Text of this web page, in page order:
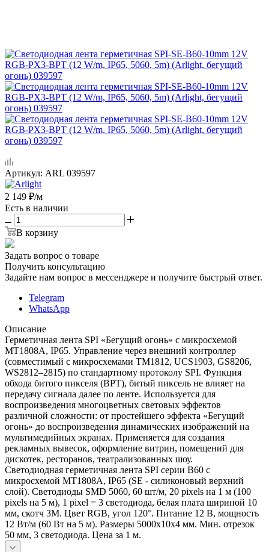
Артикул: ARL 039597
2 149 ₽/м
Есть в наличии
В корзину
Задать вопрос о товаре
Получить консультацию
Задайте нам вопрос в мессенджере и получите быстрый ответ.
Telegram
WhatsApp
Описание
Герметичная лента SPI «Бегущий огонь» с микросхемой
MT1808A, IP65. Управление через внешний контроллер
(совместимый c микросхемами TM1812, UCS1903, GS8206,
WS2812–2815) по стандартному протоколу SPI. Функция
обхода битого пикселя (BPT), битый пиксель не влияет на
передачу сигнала далее по ленте. Используется для
воспроизведения многоцветных световых эффектов
различной сложности: от простейшего эффекта «Бегущий
огонь» до воспроизведения динамических изображений на
мультимедийных экранах. Применяется для создания
рекламных вывесок, оформление витрин, помещений для
дискотек, ресторанов, театрализованных шоу.
Светодиодная герметичная лента SPI серии B60 с
микросхемой MT1808A, IP65 (SE - силиконовый верхний
слой). Светодиоды SMD 5060, 60 шт/м, 20 pixels на 1 м (100
pixels на 5 м), 1 pixel = 3 светодиода, белая плата шириной 10
мм, скотч 3М. Цвет RGB, угол 120°. Питание 12 В, мощность
12 Вт/м (60 Вт на 5 м). Размеры 5000x10x4 мм. Мин. отрезок
50 мм, 3 светодиода. Цена за 1 м.